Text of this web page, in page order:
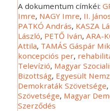
A dokumentum címkéi:
Imre, NAGY Imre, II.
PATKÓ András, KASZA
László, PETŐ Iván,ARA-
Attila, TAMÁS Gáspár
koncepciós per,
Televízió, Magyar
Bizottság, Egyesült
Demokraták Szövetsége
Szövetsége, Magyar
Szerződés